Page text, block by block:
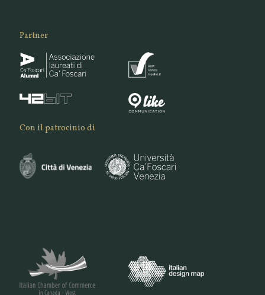
Partner
Con il patrocinio di